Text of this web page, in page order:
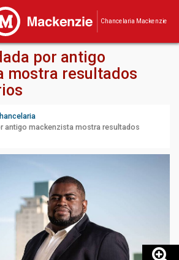
Chancelaria Mackenzie
por antigo
mostra resultados
antigo mackenzista mostra resultados